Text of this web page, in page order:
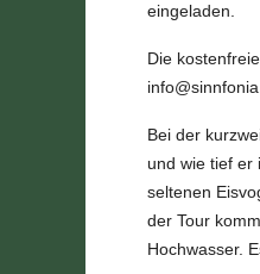
eingeladen.
Die
Bei der
und wie tief er
seltenen
der Tour
Hochwasser.